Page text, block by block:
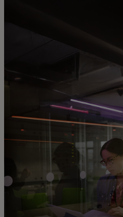
Za svijet
Za inovatore
Novosti i trendovi